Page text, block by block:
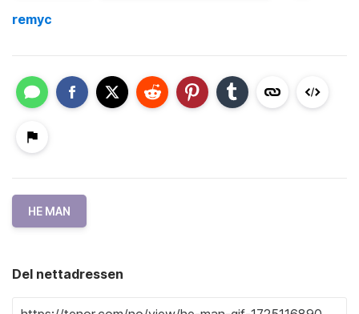
remyc
HE MAN
Del nettadressen